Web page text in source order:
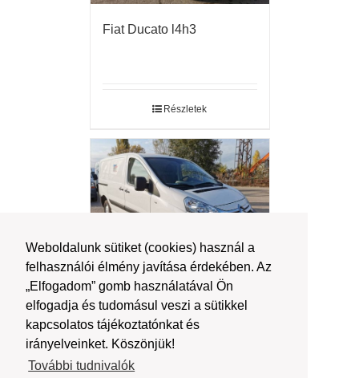
Weboldalunk sütiket (cookies) használ a
felhasználói élmény javítása érdekében. Az
„Elfogadom” gomb használatával Ön
elfogadja és tudomásul veszi a sütikkel
kapcsolatos tájékoztatónkat és
irányelveinket. Köszönjük!
További tudnivalók
Fiat Ducato l4h3
Részletek
Citroen Jumpy